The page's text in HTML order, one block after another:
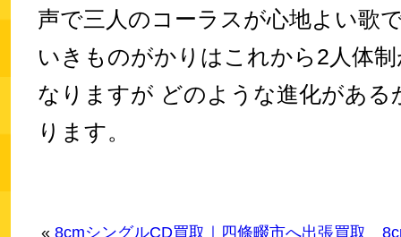
声で三人のコーラスが心地よい歌
いきものがかりはこれから2人体
なりますが どのような進化がある
ります。
« 8cmシングルCD買取｜四條畷市へ出張買取